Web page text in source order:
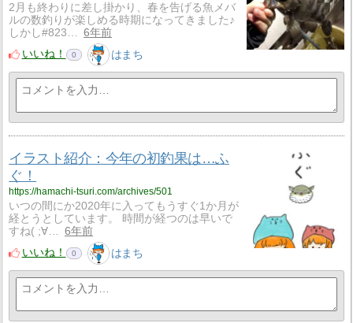
2月も終わりに差し掛かり、春を告げる魚メバ
ルの数釣りが楽しめる時期になってきました♪
しかし#823…
6年前
いいね！
0 はまち
イラスト紹介：今年の初釣果は…ふ
ぐ！
https://hamachi-tsuri.com/archives/501
いつの間にか2020年に入ってもうすぐ1か月が
経とうとしています。 時間が経つのは早いで
すね( ;∀…
6年前
いいね！
0 はまち